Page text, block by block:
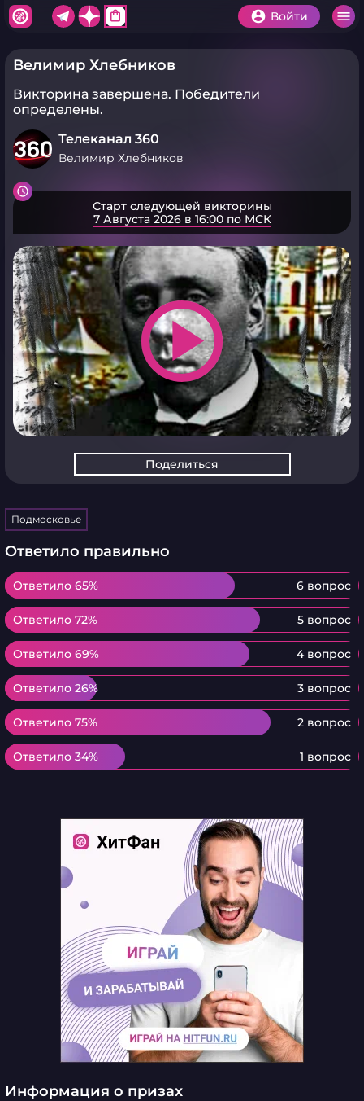
shopping_bag Войти
Велимир Хлебников
Викторина завершена. Победители
определены.
Телеканал 360
Велимир Хлебников
Старт следующей викторины
7 Августа 2026 в 16:00 по МСК
play_arrow
Поделиться
Подмосковье
Ответило правильно
Ответило 65% 6 вопрос
Ответило 65%
Ответило 72% 5 вопрос
Ответило 72%
Ответило 69% 4 вопрос
Ответило 69%
Ответило 26% 3 вопрос
Ответило 26%
Ответило 75% 2 вопрос
Ответило 75%
Ответило 34% 1 вопрос
Ответило 34%
Информация о призах